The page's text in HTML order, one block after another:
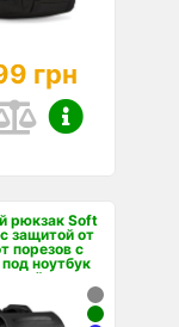
грн
рюкзак Soft
защитой от
порезов с
ноутбук